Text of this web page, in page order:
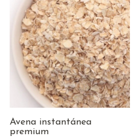
Avena instantánea
premium